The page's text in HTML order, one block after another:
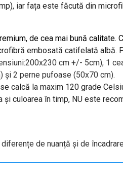
iar fața este făcută din
de cea mai bună
embosată catifelată albă.
cm +/- 5cm), 1 c
2 perne pufoase (50x70 cm).
calcă la maxim 120 grade
culoarea în timp, NU este
de nuanță și de